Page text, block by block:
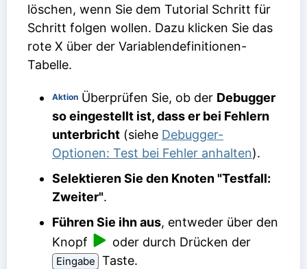
löschen, wenn Sie dem Tutorial Schritt für
Schritt folgen wollen. Dazu klicken Sie das
rote X über der Variablendefinitionen-
Tabelle.
Aktion Überprüfen Sie, ob der Debugger
so eingestellt ist, dass er bei Fehlern
unterbricht (siehe Debugger-
Optionen: Test bei Fehler anhalten).
Selektieren Sie den Knoten "Testfall:
Zweiter".
Führen Sie ihn aus, entweder über den
Knopf
oder durch Drücken der
Eingabe Taste.